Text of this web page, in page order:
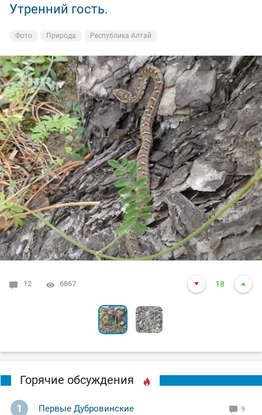
Утренний гость.
Фото Природа Республика Алтай
12 6867 18
Не ждали
Фото Природа Республика Алтай
0 4642 3
Горячие обсуждения
1 Первые Дубровинские 9